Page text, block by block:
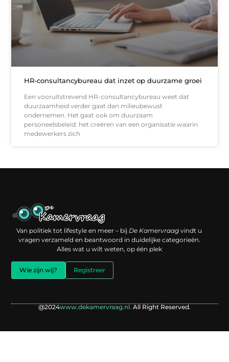
HR-consultancybureau dat inzet op duurzame groei
Een vooruitstrevend HR-consultancybureau weet dat
duurzaamheid verder gaat dan milieubewust
ondernemen. Het gaat ook om duurzaam
personeelsbeleid: het creëren van een organisatie waarin
medewerkers zich
Van politiek tot lifestyle en meer – bijDe Kamervraag vindt u
vragen verzameld en beantwoord in duidelijke categorieën.
Alles wat u wilt weten, op één plek
Wie zijn wij? Registreer
@2024www.dekamervraag.nl. All Right Reserved.